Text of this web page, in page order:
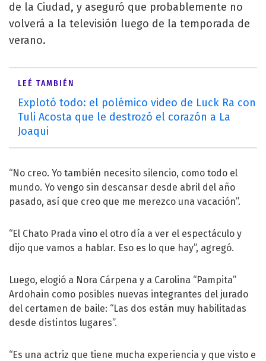
de la Ciudad, y aseguró que probablemente no
volverá a la televisión luego de la temporada de
verano.
LEÉ TAMBIÉN
Explotó todo: el polémico video de Luck Ra con
Tuli Acosta que le destrozó el corazón a La
Joaqui
“No creo. Yo también necesito silencio, como todo el
mundo. Yo vengo sin descansar desde abril del año
pasado, así que creo que me merezco una vacación”.
“El Chato Prada vino el otro día a ver el espectáculo y
dijo que vamos a hablar. Eso es lo que hay”, agregó.
Luego, elogió a Nora Cárpena y a Carolina “Pampita”
Ardohain como posibles nuevas integrantes del jurado
del certamen de baile: “Las dos están muy habilitadas
desde distintos lugares”.
“Es una actriz que tiene mucha experiencia y que visto e